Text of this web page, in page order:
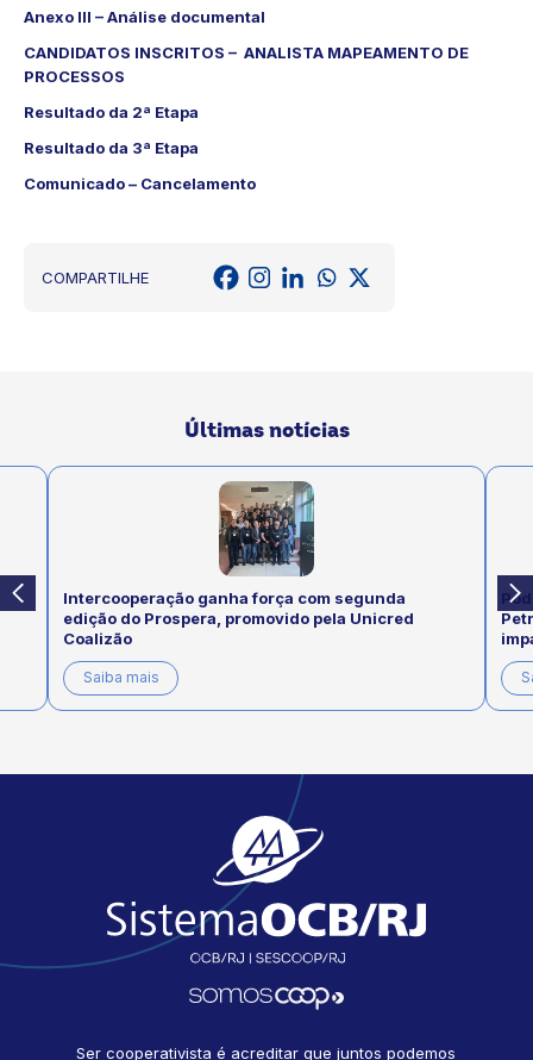
Anexo III – Análise documental
CANDIDATOS INSCRITOS – ANALISTA MAPEAMENTO DE
PROCESSOS
Resultado da 2ª Etapa
Resultado da 3ª Etapa
Comunicado – Cancelamento
COMPARTILHE
Últimas notícias
Intercooperação ganha força com segunda
edição do Prospera, promovido pela Unicred
Coalizão
Saiba mais
Ser cooperativista é acreditar que juntos podemos